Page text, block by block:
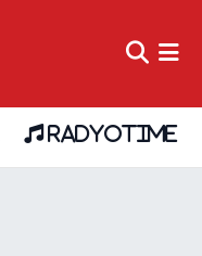
RADYOTIME